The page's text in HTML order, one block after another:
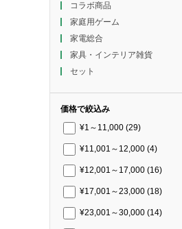
コラボ商品
家庭用ゲーム
家電総合
家具・インテリア雑貨
セット
価格で絞込み
¥1～11,000 (29)
¥11,001～12,000 (4)
¥12,001～17,000 (16)
¥17,001～23,000 (18)
¥23,001～30,000 (14)